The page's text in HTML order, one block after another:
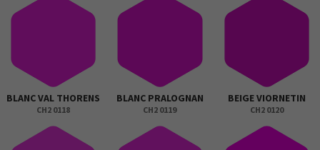
BLANC VAL THORENS
CH2 0118
BLANC PRALOGNAN
CH2 0119
BEIGE VIORNETIN
CH2 0120